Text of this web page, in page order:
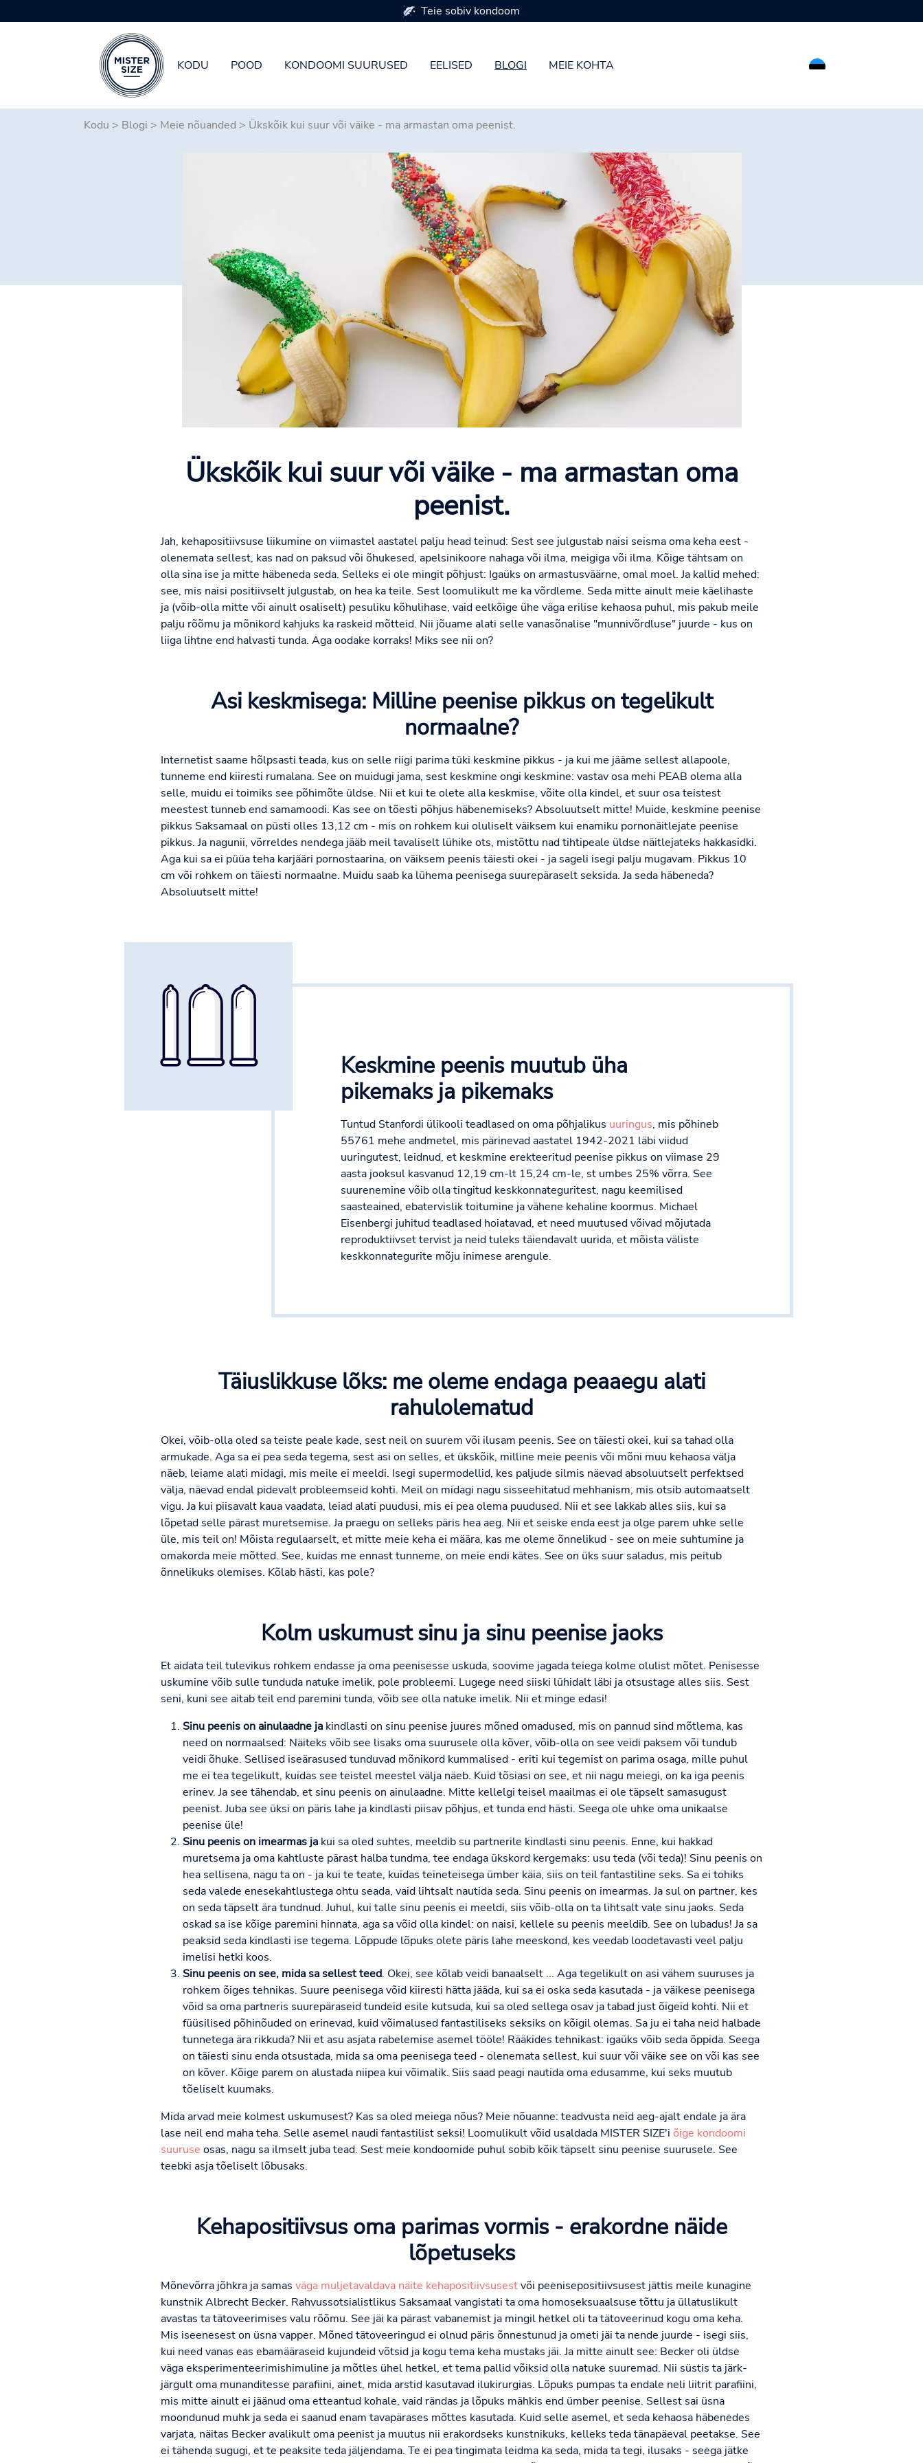
KODU POOD KONDOOMI SUURUSED EELISED BLOGI MEIE KOHTA
Saadaval 7 kondoomi suuruses
Kodu > Blogi > Meie nõuanded > Ükskõik kui suur või väike - ma armastan oma peenist.
Ükskõik kui suur või väike - ma armastan oma
peenist.
Jah, kehapositiivsuse liikumine on viimastel aastatel palju head teinud: Sest see julgustab naisi seisma oma keha eest -
olenemata sellest, kas nad on paksud või õhukesed, apelsinikoore nahaga või ilma, meigiga või ilma. Kõige tähtsam on
olla sina ise ja mitte häbeneda seda. Selleks ei ole mingit põhjust: Igaüks on armastusväärne, omal moel. Ja kallid mehed:
see, mis naisi positiivselt julgustab, on hea ka teile. Sest loomulikult me ka võrdleme. Seda mitte ainult meie käelihaste
ja (võib-olla mitte või ainult osaliselt) pesuliku kõhulihase, vaid eelkõige ühe väga erilise kehaosa puhul, mis pakub meile
palju rõõmu ja mõnikord kahjuks ka raskeid mõtteid. Nii jõuame alati selle vanasõnalise "munnivõrdluse" juurde - kus on
liiga lihtne end halvasti tunda. Aga oodake korraks! Miks see nii on?
Asi keskmisega: Milline peenise pikkus on tegelikult
normaalne?
Internetist saame hõlpsasti teada, kus on selle riigi parima tüki keskmine pikkus - ja kui me jääme sellest allapoole,
tunneme end kiiresti rumalana. See on muidugi jama, sest keskmine ongi keskmine: vastav osa mehi PEAB olema alla
selle, muidu ei toimiks see põhimõte üldse. Nii et kui te olete alla keskmise, võite olla kindel, et suur osa teistest
meestest tunneb end samamoodi. Kas see on tõesti põhjus häbenemiseks? Absoluutselt mitte! Muide, keskmine peenise
pikkus Saksamaal on püsti olles 13,12 cm - mis on rohkem kui oluliselt väiksem kui enamiku pornonäitlejate peenise
pikkus. Ja nagunii, võrreldes nendega jääb meil tavaliselt lühike ots, mistõttu nad tihtipeale üldse näitlejateks hakkasidki.
Aga kui sa ei püüa teha karjääri pornostaarina, on väiksem peenis täiesti okei - ja sageli isegi palju mugavam. Pikkus 10
cm või rohkem on täiesti normaalne. Muidu saab ka lühema peenisega suurepäraselt seksida. Ja seda häbeneda?
Absoluutselt mitte!
Keskmine peenis muutub üha
pikemaks ja pikemaks
Tuntud Stanfordi ülikooli teadlased on oma põhjalikus uuringus, mis põhineb
55761 mehe andmetel, mis pärinevad aastatel 1942-2021 läbi viidud
uuringutest, leidnud, et keskmine erekteeritud peenise pikkus on viimase 29
aasta jooksul kasvanud 12,19 cm-lt 15,24 cm-le, st umbes 25% võrra. See
suurenemine võib olla tingitud keskkonnateguritest, nagu keemilised
saasteained, ebatervislik toitumine ja vähene kehaline koormus. Michael
Eisenbergi juhitud teadlased hoiatavad, et need muutused võivad mõjutada
reproduktiivset tervist ja neid tuleks täiendavalt uurida, et mõista väliste
keskkonnategurite mõju inimese arengule.
Täiuslikkuse lõks: me oleme endaga peaaegu alati
rahulolematud
Okei, võib-olla oled sa teiste peale kade, sest neil on suurem või ilusam peenis. See on täiesti okei, kui sa tahad olla
armukade. Aga sa ei pea seda tegema, sest asi on selles, et ükskõik, milline meie peenis või mõni muu kehaosa välja
näeb, leiame alati midagi, mis meile ei meeldi. Isegi supermodellid, kes paljude silmis näevad absoluutselt perfektsed
välja, näevad endal pidevalt probleemseid kohti. Meil on midagi nagu sisseehitatud mehhanism, mis otsib automaatselt
vigu. Ja kui piisavalt kaua vaadata, leiad alati puudusi, mis ei pea olema puudused. Nii et see lakkab alles siis, kui sa
lõpetad selle pärast muretsemise. Ja praegu on selleks päris hea aeg. Nii et seiske enda eest ja olge parem uhke selle
üle, mis teil on! Mõista regulaarselt, et mitte meie keha ei määra, kas me oleme õnnelikud - see on meie suhtumine ja
omakorda meie mõtted. See, kuidas me ennast tunneme, on meie endi kätes. See on üks suur saladus, mis peitub
õnnelikuks olemises. Kõlab hästi, kas pole?
Kolm uskumust sinu ja sinu peenise jaoks
Et aidata teil tulevikus rohkem endasse ja oma peenisesse uskuda, soovime jagada teiega kolme olulist mõtet. Penisesse
uskumine võib sulle tunduda natuke imelik, pole probleemi. Lugege need siiski lühidalt läbi ja otsustage alles siis. Sest
seni, kuni see aitab teil end paremini tunda, võib see olla natuke imelik. Nii et minge edasi!
Sinu peenis on ainulaadne jakindlasti on sinu peenise juures mõned omadused, mis on pannud sind mõtlema, kas
need on normaalsed: Näiteks võib see lisaks oma suurusele olla kõver, võib-olla on see veidi paksem või tundub
veidi õhuke. Sellised iseärasused tunduvad mõnikord kummalised - eriti kui tegemist on parima osaga, mille puhul
me ei tea tegelikult, kuidas see teistel meestel välja näeb. Kuid tõsiasi on see, et nii nagu meiegi, on ka iga peenis
erinev. Ja see tähendab, et sinu peenis on ainulaadne. Mitte kellelgi teisel maailmas ei ole täpselt samasugust
peenist. Juba see üksi on päris lahe ja kindlasti piisav põhjus, et tunda end hästi. Seega ole uhke oma unikaalse
peenise üle!
Sinu peenis on imearmas jakui sa oled suhtes, meeldib su partnerile kindlasti sinu peenis. Enne, kui hakkad
muretsema ja oma kahtluste pärast halba tundma, tee endaga ükskord kergemaks: usu teda (või teda)! Sinu peenis on
hea sellisena, nagu ta on - ja kui te teate, kuidas teineteisega ümber käia, siis on teil fantastiline seks. Sa ei tohiks
seda valede enesekahtlustega ohtu seada, vaid lihtsalt nautida seda. Sinu peenis on imearmas. Ja sul on partner, kes
on seda täpselt ära tundnud. Juhul, kui talle sinu peenis ei meeldi, siis võib-olla on ta lihtsalt vale sinu jaoks. Seda
oskad sa ise kõige paremini hinnata, aga sa võid olla kindel: on naisi, kellele su peenis meeldib. See on lubadus! Ja sa
peaksid seda kindlasti ise tegema. Lõppude lõpuks olete päris lahe meeskond, kes veedab loodetavasti veel palju
imelisi hetki koos.
Sinu peenis on see, mida sa sellest teed. Okei, see kõlab veidi banaalselt ... Aga tegelikult on asi vähem suuruses ja
rohkem õiges tehnikas. Suure peenisega võid kiiresti hätta jääda, kui sa ei oska seda kasutada - ja väikese peenisega
võid sa oma partneris suurepäraseid tundeid esile kutsuda, kui sa oled sellega osav ja tabad just õigeid kohti. Nii et
füüsilised põhinõuded on erinevad, kuid võimalused fantastiliseks seksiks on kõigil olemas. Sa ju ei taha neid halbade
tunnetega ära rikkuda? Nii et asu asjata rabelemise asemel tööle! Rääkides tehnikast: igaüks võib seda õppida. Seega
on täiesti sinu enda otsustada, mida sa oma peenisega teed - olenemata sellest, kui suur või väike see on või kas see
on kõver. Kõige parem on alustada niipea kui võimalik. Siis saad peagi nautida oma edusamme, kui seks muutub
tõeliselt kuumaks.
Mida arvad meie kolmest uskumusest? Kas sa oled meiega nõus? Meie nõuanne: teadvusta neid aeg-ajalt endale ja ära
lase neil end maha teha. Selle asemel naudi fantastilist seksi! Loomulikult võid usaldada MISTER SIZE'i õige kondoomi
suuruse osas, nagu sa ilmselt juba tead. Sest meie kondoomide puhul sobib kõik täpselt sinu peenise suurusele. See
teebki asja tõeliselt lõbusaks.
Kehapositiivsus oma parimas vormis - erakordne näide
lõpetuseks
Mõnevõrra jõhkra ja samas väga muljetavaldava näite kehapositiivsusestvõi peenisepositiivsusest jättis meile kunagine
kunstnik Albrecht Becker. Rahvussotsialistlikus Saksamaal vangistati ta oma homoseksuaalsuse tõttu ja üllatuslikult
avastas ta tätoveerimises valu rõõmu. See jäi ka pärast vabanemist ja mingil hetkel oli ta tätoveerinud kogu oma keha.
Mis iseenesest on üsna vapper. Mõned tätoveeringud ei olnud päris õnnestunud ja ometi jäi ta nende juurde - isegi siis,
kui need vanas eas ebamääraseid kujundeid võtsid ja kogu tema keha mustaks jäi. Ja mitte ainult see: Becker oli üldse
väga eksperimenteerimishimuline ja mõtles ühel hetkel, et tema pallid võiksid olla natuke suuremad. Nii süstis ta järk-
järgult oma munanditesse parafiini, ainet, mida arstid kasutavad ilukirurgias. Lõpuks pumpas ta endale neli liitrit parafiini,
mis mitte ainult ei jäänud oma etteantud kohale, vaid rändas ja lõpuks mähkis end ümber peenise. Sellest sai üsna
moondunud muhk ja seda ei saanud enam tavapärases mõttes kasutada. Kuid selle asemel, et seda kehaosa häbenedes
varjata, näitas Becker avalikult oma peenist ja muutus nii erakordseks kunstnikuks, kelleks teda tänapäeval peetakse. See
ei tähenda sugugi, et te peaksite teda jäljendama. Te ei pea tingimata leidma ka seda, mida ta tegi, ilusaks - seega jätke